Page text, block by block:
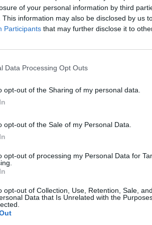
of your personal information by third
This information may also be disclosed by us
Participants that may further disclose it to
Data Processing Opt Outs
opt-out of the Sharing of my personal data.
opt-out of the Sale of my Personal Data.
opt-out of processing my Personal Data for
opt-out of Collection, Use, Retention, Sale,
Data that Is Unrelated with the
2023Hasonló témákról is szó lesz a
itt!Információ és jelentkezés A
ben indított Generali Ventures több
portfolio.hu hírarchívumához tartozik,
tartalmazza:
cikkarchívum
elmúlt 2 év napon belüli
Előfizetés